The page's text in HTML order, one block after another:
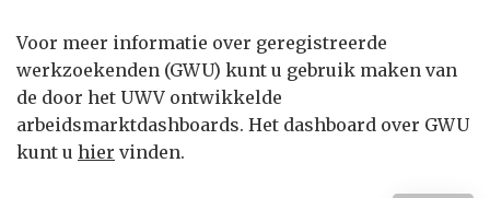
Voor meer informatie over geregistreerde
werkzoekenden (GWU) kunt u gebruik maken van
de door het UWV ontwikkelde
arbeidsmarktdashboards. Het dashboard over GWU
kunt u hier vinden.